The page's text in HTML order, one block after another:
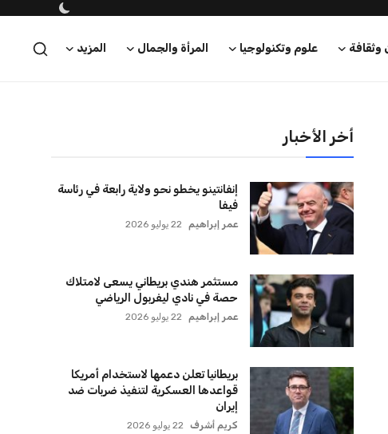
وثقافة علوم وتكنولوجيا المرأة والجمال المزيد
أخر الأخبار
إنفانتينو يخطو نحو ولاية رابعة في رئاسة
فيفا
عمر إبراهيم 22 يوليو 2026
مستثمر هندي بريطاني يسعى لامتلاك
حصة في نادي ليفربول الرياضي
عمر إبراهيم 22 يوليو 2026
بريطانيا تعلن دعمها لاستخدام أمريكا
قواعدها العسكرية لتنفيذ ضربات ضد
إيران
كريم أشرف 22 يوليو 2026